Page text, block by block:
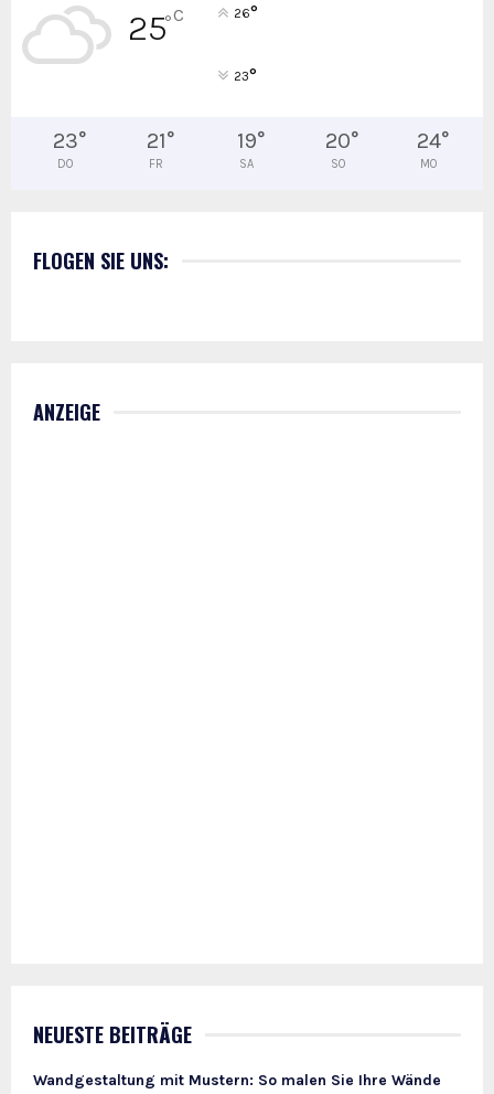
25°C 26°
23°
23°
DO
21°
FR
19°
SA
20°
SO
24°
MO
FLOGEN SIE UNS:
ANZEIGE
NEUESTE BEITRÄGE
Wandgestaltung mit Mustern: So malen Sie Ihre Wände